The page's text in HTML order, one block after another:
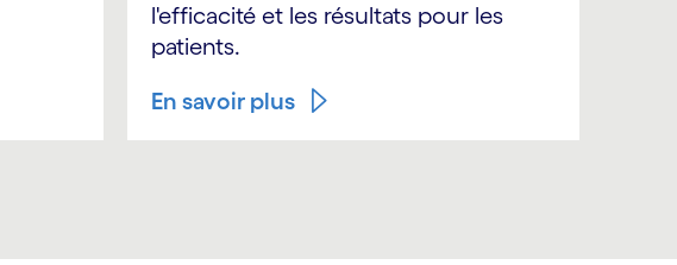
l'efficacité et les résultats pour les
patients.
En savoir plus